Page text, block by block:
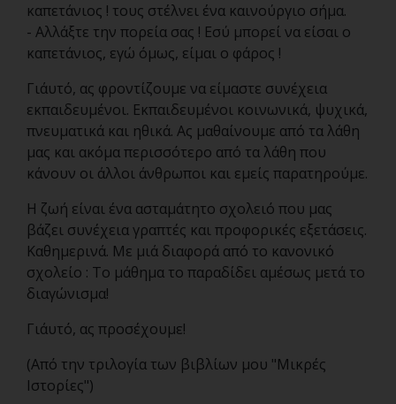
καπετάνιος ! τους στέλνει ένα καινούργιο σήμα.
- Αλλάξτε την πορεία σας ! Εσύ μπορεί να είσαι ο
καπετάνιος, εγώ όμως, είμαι ο φάρος !
Γι΄αυτό, ας φροντίζουμε να είμαστε συνέχεια
εκπαιδευμένοι. Εκπαιδευμένοι κοινωνικά, ψυχικά,
πνευματικά και ηθικά. Ας μαθαίνουμε από τα λάθη
μας και ακόμα περισσότερο από τα λάθη που
κάνουν οι άλλοι άνθρωποι και εμείς παρατηρούμε.
Η ζωή είναι ένα ασταμάτητο σχολειό που μας
βάζει συνέχεια γραπτές και προφορικές εξετάσεις.
Καθημερινά. Με μιά διαφορά από το κανονικό
σχολείο : Το μάθημα το παραδίδει αμέσως μετά το
διαγώνισμα!
Γι΄αυτό, ας προσέχουμε!
(Από την τριλογία των βιβλίων μου "Μικρές
Ιστορίες")